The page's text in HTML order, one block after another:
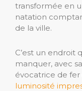
transformée en
natation
de la ville.
C’est un endroit
manquer, avec
évocatrice de
luminosité